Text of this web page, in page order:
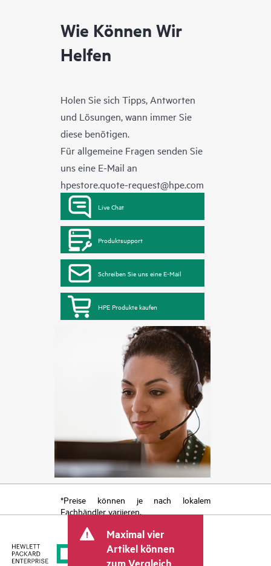
Wie Können Wir
Helfen
Holen Sie sich Tipps, Antworten
und Lösungen, wann immer Sie
diese benötigen.
Für allgemeine Fragen senden Sie
uns eine E-Mail an
hpestore.quote-request@hpe.com
Live Chat
Produktsupport
Schreiben Sie uns eine E-Mail
HPE Produkte kaufen
*Preise können je nach lokalem
Fachhändler variieren.
Maximal vier
Artikel können